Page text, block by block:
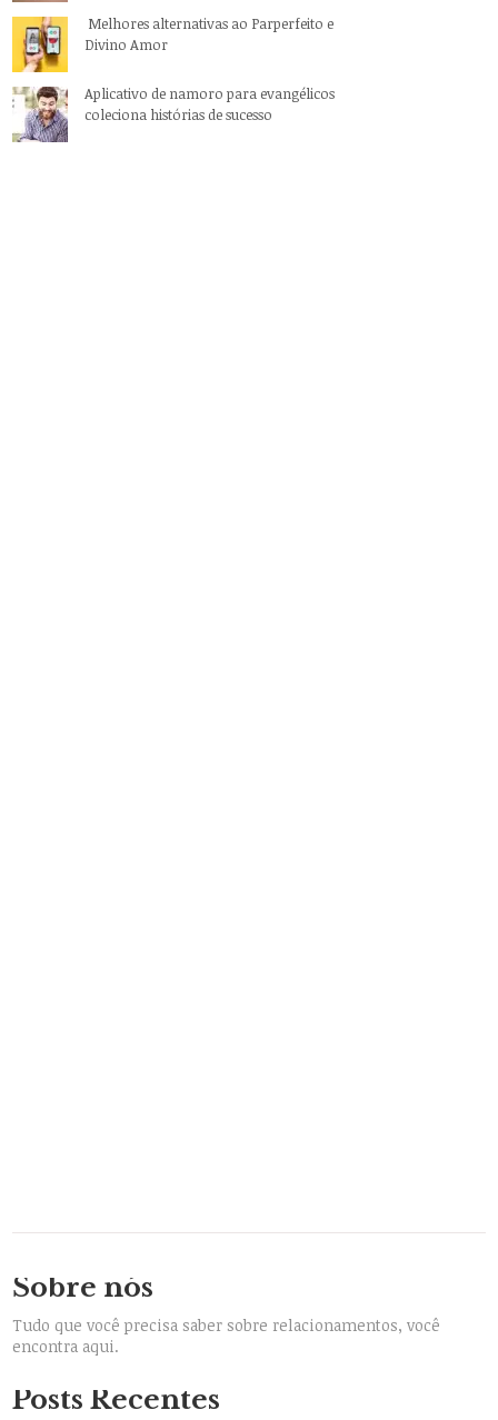
Melhores alternativas ao Parperfeito e
Divino Amor
Aplicativo de namoro para evangélicos
coleciona histórias de sucesso
Sobre nós
Tudo que você precisa saber sobre relacionamentos, você
encontra aqui.
Posts Recentes